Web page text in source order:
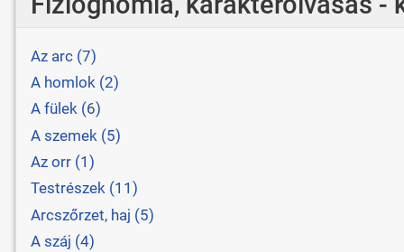
Az arc (7)
A homlok (2)
A fülek (6)
A szemek (5)
Az orr (1)
Testrészek (11)
Arcszőrzet, haj (5)
A száj (4)